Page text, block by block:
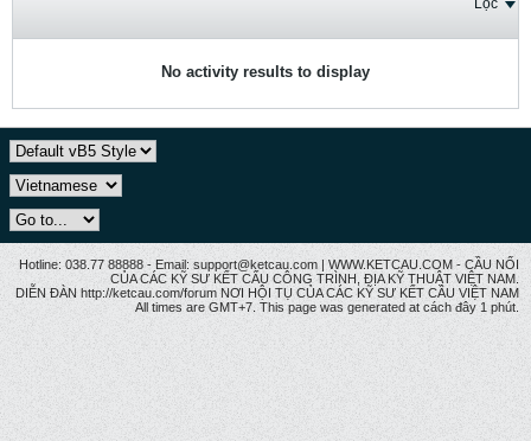
Lọc
No activity results to display
Hotline: 038.77 88888 - Email: support@ketcau.com | WWW.KETCAU.COM - CẦU NỐI
CỦA CÁC KỸ SƯ KẾT CẤU CÔNG TRÌNH, ĐỊA KỸ THUẬT VIỆT NAM.
DIỄN ĐÀN http://ketcau.com/forum NƠI HỘI TỤ CỦA CÁC KỸ SƯ KẾT CÂU VIỆT NAM
All times are GMT+7. This page was generated at cách đây 1 phút.